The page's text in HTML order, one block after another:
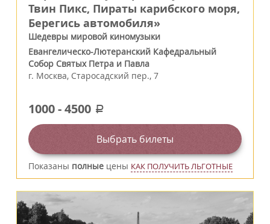
Твин Пикс, Пираты карибского моря,
Берегись автомобиля»
Шедевры мировой киномузыки
Евангелическо-Лютеранский Кафедральный
Собор Святых Петра и Павла
г. Москва, Старосадский пер., 7
1000-4500 a
Выбрать билеты
Показаны полные цены КАК ПОЛУЧИТЬ ЛЬГОТНЫЕ